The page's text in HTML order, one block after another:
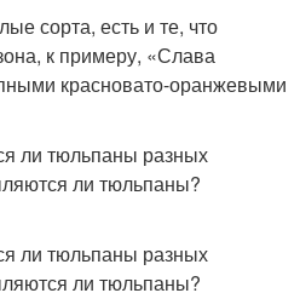
сорта, есть и те, что
к примеру, «Слава
красновато-оранжевыми